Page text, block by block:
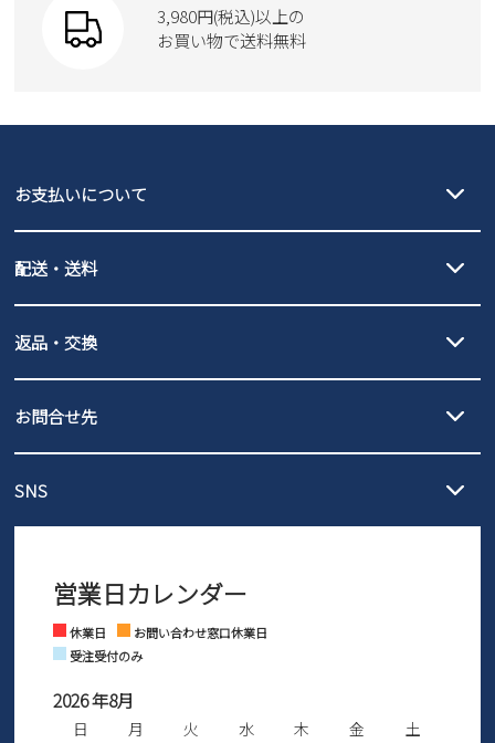
moz
Parade
GAP
new balance
瞬足
3,980円(税込)以上の
お買い物で送料無料
お支払いについて
PayPay（オンライン決済）、代金引換のご利用が可能です。
配送・送料
北海道・本州・四国・九州…550円
3,980円（税込）以上お買い上げで送料無料
ご利用ください。
全国一律…220円（税込）
発送日・送料詳細についてはご利用ガイドを
ご利用ください。
返品・交換
の片道無料サービスを実施中！
ントとしても安心してご利用いただけるよう、サイズ交換の受付期
さい。
お問合せ先
営業時間：11時～17時
※土日祝はお問い合わせ窓口休業日となります。
SNS
Facebook Instagram
営業日カレンダー
休業日
お問い合わせ窓口休業日
受注受付のみ
2026 年8月
日 月 火 水 木 金
土